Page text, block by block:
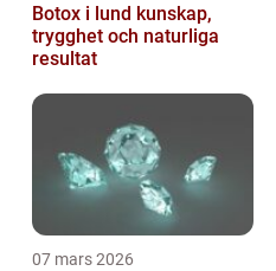
Botox i lund kunskap,
trygghet och naturliga
resultat
07 mars 2026